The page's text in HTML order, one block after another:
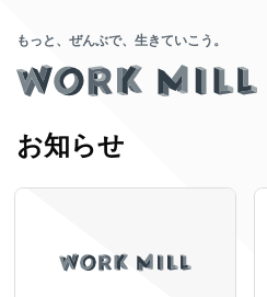
もっと、ぜんぶで、生きていこう。
お知らせ